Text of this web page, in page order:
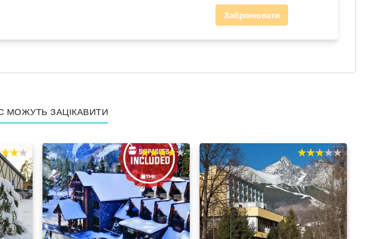
Забронювати
МОЖУТЬ ЗАЦІКАВИТИ
80%
% of100 60%
% of100